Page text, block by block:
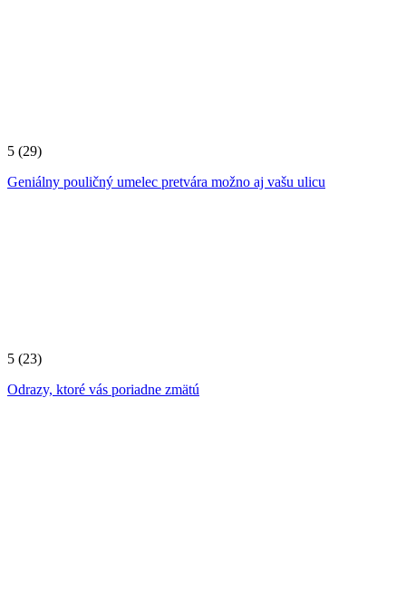
5 (29)
Geniálny pouličný umelec pretvára možno aj vašu ulicu
5 (23)
Odrazy, ktoré vás poriadne zmätú